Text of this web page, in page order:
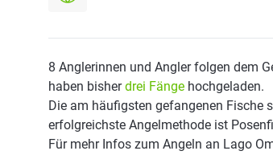
8 Anglerinnen und Angler folgen dem
haben bisherdrei Fänge hochgeladen.
Die am häufigsten gefangenen Fische
erfolgreichste Angelmethode ist
Für mehr Infos zum Angeln an Lago